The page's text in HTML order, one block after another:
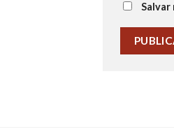
Salvar